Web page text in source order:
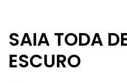
SAIA TODA
ESCURO